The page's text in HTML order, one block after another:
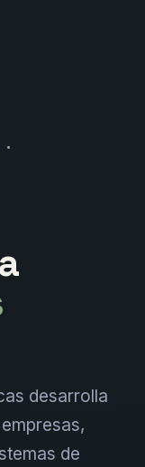
desarrolla
de